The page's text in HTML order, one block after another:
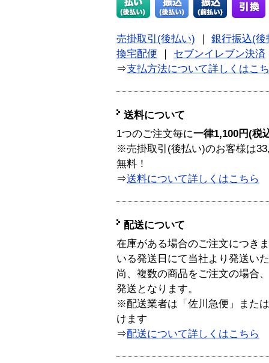
売掛取引(後払い)
銀行振込(後
換宅配便
セブンイレブン決済
⇒支払方法について詳しくはこ
送料について
1つのご注文毎に一律1,100円(税
※売掛取引(後払い)のお客様は
無料！
⇒送料について詳しくはこちら
配送について
在庫がある場合のご注文につき
いる発送日にて当社より発送い
尚、複数の商品をご注文の場合
発送となります。
※配送業者は「佐川急便」また
けます
⇒配送について詳しくはこちら